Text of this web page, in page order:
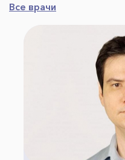
Все врачи